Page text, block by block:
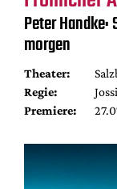
Peter
morgen
Theater:
Regie:
Premiere: